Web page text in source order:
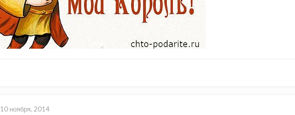
10 ноября, 2014